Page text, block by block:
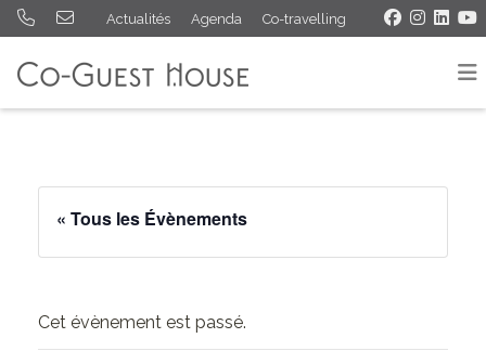
Actualités Agenda Co-travelling
« Tous les Évènements
Cet évènement est passé.